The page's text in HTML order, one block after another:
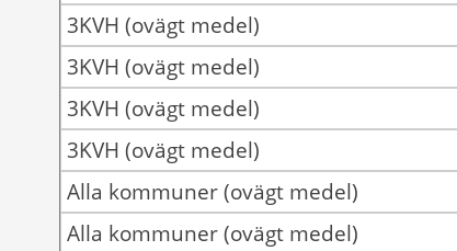
3KVH (ovägt medel)
3KVH (ovägt medel)
3KVH (ovägt medel)
3KVH (ovägt medel)
Alla kommuner (ovägt medel)
Alla kommuner (ovägt medel)